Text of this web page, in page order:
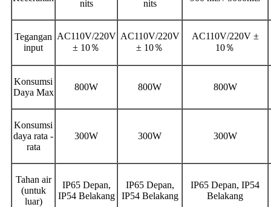
nits
nits
Tegangan
input
AC110V/220V
± 10％
AC110V/220V
± 10％
AC110V/220V ±
10％
Konsumsi
Daya Max
800W 800W 800W
Konsumsi
daya rata -
rata
300W 300W 300W
Tahan air
(untuk
luar)
IP65 Depan,
IP54 Belakang
IP65 Depan,
IP54 Belakang
IP65 Depan, IP54
Belakang